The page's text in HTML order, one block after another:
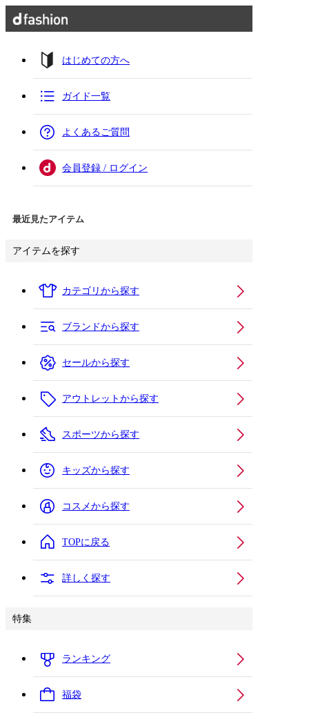
はじめての方へ
ガイド一覧
よくあるご質問
会員登録 / ログイン
最近見たアイテム
アイテムを探す
カテゴリから探す
ブランドから探す
セールから探す
アウトレットから探す
スポーツから探す
キッズから探す
コスメから探す
TOPに戻る
詳しく探す
特集
ランキング
福袋